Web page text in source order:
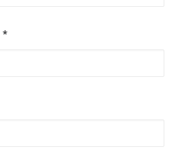
*